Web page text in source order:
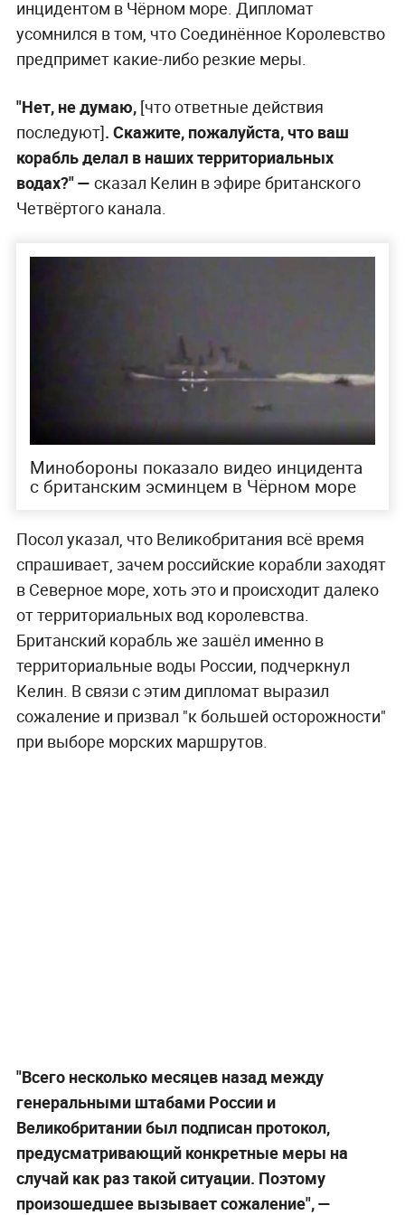
инцидентом в Чёрном море. Дипломат
усомнился в том, что Соединённое Королевство
предпримет какие-либо резкие меры.
"Нет, не думаю, [что ответные действия
последуют]. Скажите, пожалуйста, что ваш
корабль делал в наших территориальных
водах?" — сказал Келин в эфире британского
Четвёртого канала.
Минобороны показало видео инцидента
с британским эсминцем в Чёрном море
Посол указал, что Великобритания всё время
спрашивает, зачем российские корабли заходят
в Северное море, хоть это и происходит далеко
от территориальных вод королевства.
Британский корабль же зашёл именно в
территориальные воды России, подчеркнул
Келин. В связи с этим дипломат выразил
сожаление и призвал "к большей осторожности"
при выборе морских маршрутов.
"Всего несколько месяцев назад между
генеральными штабами России и
Великобритании был подписан протокол,
предусматривающий конкретные меры на
случай как раз такой ситуации. Поэтому
произошедшее вызывает сожаление", —